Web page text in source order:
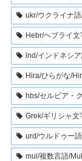
ukr/ウクライナ
Hebr/ヘブライ
ind/インドネシ
Hira/ひらがな/
hbs/セルビア・
Grek/ギリシャ文
urd/ウルドゥー
mul/複数言語/